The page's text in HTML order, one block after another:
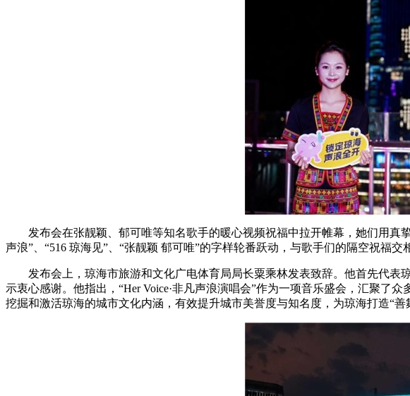
发布会在张靓颖、郁可唯等知名歌手的暖心视频祝福中拉开帷幕，她们用真
声浪”、“516 琼海见”、“张靓颖 郁可唯”的字样轮番跃动，与歌手们的隔空祝福交
发布会上，琼海市旅游和文化广电体育局局长粟乘林发表致辞。他首先代表
示衷心感谢。他指出，“Her Voice·非凡声浪演唱会”作为一项音乐盛会，汇聚了
挖掘和激活琼海的城市文化内涵，有效提升城市美誉度与知名度，为琼海打造“善